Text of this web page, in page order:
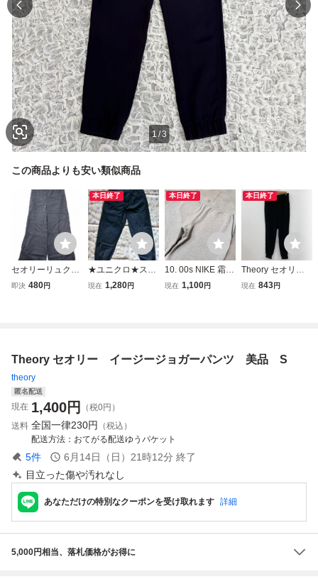
1/3
この商品よりも安い類似商品
セオリーリュクス
theory luxe リネン
即決 480円
本日終了
★ユニクロ★スト
レッチイージージ
現在 1,280円
本日終了
10. 00s NIKE 霜降
りグレー スウェッ
現在 1,100円
本日終了
Theory セオリー
CL SLIM JOGGER
現在 843円
Theory セオリー イージージョガーパンツ 美品 S
theory
匿名配送
現在 1,400円
（税0円）
送料 全国一律230円
（税込）
配送方法
おてがる配送ゆうパケット
5件 6月14日（日）21時12分 終了
目立った傷や汚れなし
あなただけの特別なクーポンを受け取れます 詳細
5,000円相当、落札価格がお得に